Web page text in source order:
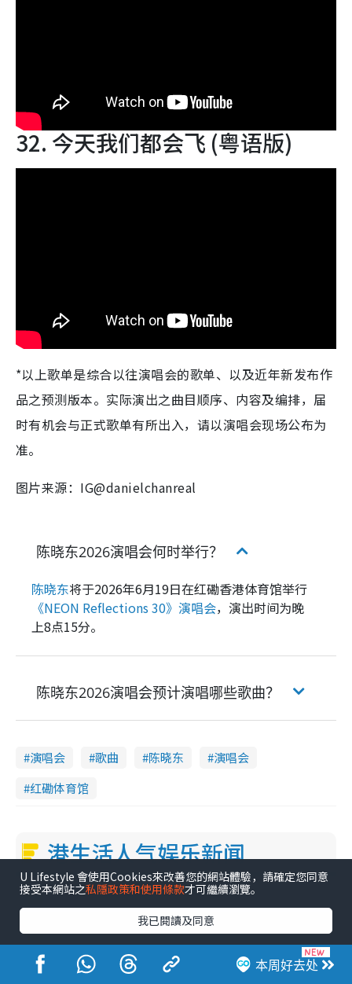
32. 今天我们都会飞 (粤语版)
*以上歌单是综合以往演唱会的歌单、以及近年新发布作
品之预测版本。实际演出之曲目顺序、内容及编排，届
时有机会与正式歌单有所出入，请以演唱会现场公布为
准。
图片来源：IG@danielchanreal
陈晓东2026演唱会何时举行？
陈晓东将于2026年6月19日在红磡香港体育馆举行
《NEON Reflections 30》演唱会，演出时间为晚
上8点15分。
陈晓东2026演唱会预计演唱哪些歌曲？
演唱会 歌曲 陈晓东
演唱会
红磡体育馆
港生活人气娱乐新闻
1
叶泓文拍拖一周年亲口否认情侣关系？！被质疑感情造假竟称GM“普通同事”
3 30岁男艺人低调宣布已秘密离巢！人气急跌变失踪人口：“这几年过得并不容易”
本周好去处
U Lifestyle 會使用Cookies來改善您的網站體驗，請確定您同意
接受本網站之私隱政策和使用條款才可繼續瀏覽。
我已閱讀及同意